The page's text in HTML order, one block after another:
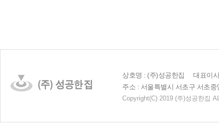
상호명 : (주)성공한집 대표이
주소 : 서울특별시 서초구 서초
Copyright(C) 2019 (주)성공한집